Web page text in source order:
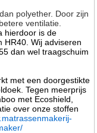
polyether. Door zijn
ventilatie.
hierdoor is de
HR40. Wij adviseren
dan wel traagschuim
met een doorgestikte
Tegen meerprijs
met Ecoshield,
over onze stoffen